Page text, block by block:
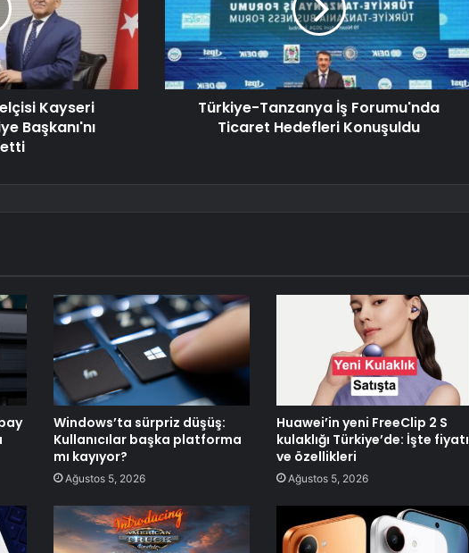
Kayseri
Başkanı'nı
Türkiye-Tanzanya İş Forumu'nda
Ticaret Hedefleri Konuşuldu
Windows’ta sürpriz düşüş:
Kullanıcılar başka platforma
mı kayıyor?
Ağustos 5, 2026
Huawei’in yeni FreeClip 2 S
kulaklığı Türkiye’de: İşte fiyatı
ve özellikleri
Ağustos 5, 2026